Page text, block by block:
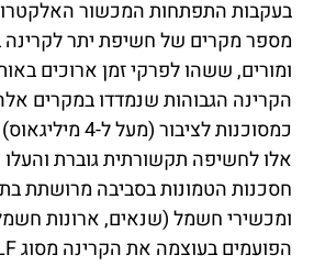
בעקבות התפתחות המכשור
מספר מקרים של חשיפת יתר לקרינה
ומורים, ששהו לפרקי זמן ארוכים
הקרינה הגבוהות שנמדדו במקרים
כמסוכנות לציבור
אלו לחשיפה תקשורתית גוברת
חסכנות הטמונות בסביבה מרושתת
ומכשירי חשמל (שנאים, ארונות
הפועמים בעוצמה את הקרינה מסוג ELF.